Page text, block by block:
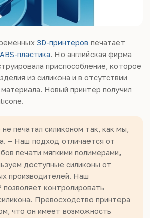
3D-принтеров печатает
ABS-пластика. Но английская фирма
приспособление, которое
из силикона и в отсутствии
Новый принтер получил
печатал силиконом так, как мы,
– Наш подход отличается от
печати мягкими полимерами,
доступные силиконы от
производителей. Наш
контролировать
Превосходство принтера
что он имеет возможность